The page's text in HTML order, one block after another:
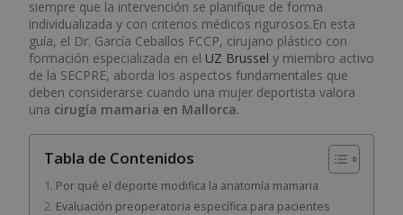
siempre que la intervención se planifique de forma
individualizada y con criterios médicos rigurosos.En esta
guía, el Dr. García Ceballos FCCP, cirujano plástico con
formación especializada en el UZ Brussel y miembro activo
de la SECPRE, aborda los aspectos fundamentales que
deben considerarse cuando una mujer deportista valora
una cirugía mamaria en Mallorca.
Tabla de Contenidos
Por qué el deporte modifica la anatomía mamaria
Evaluación preoperatoria específica para pacientes